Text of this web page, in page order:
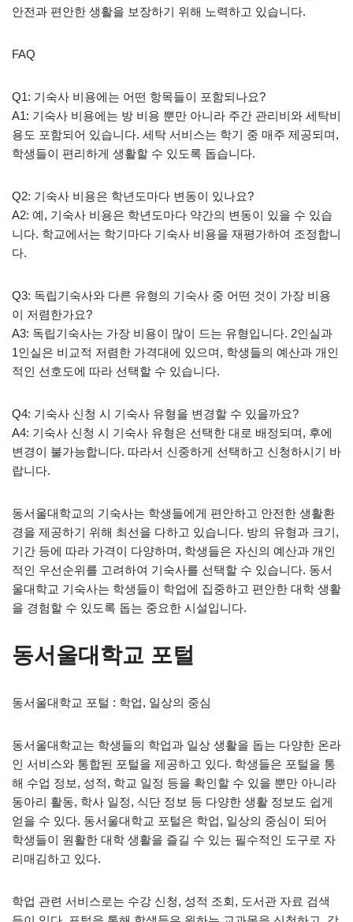
안전과 편안한 생활을 보장하기 위해 노력하고 있습니다.
FAQ
Q1: 기숙사 비용에는 어떤 항목들이 포함되나요?
A1: 기숙사 비용에는 방 비용 뿐만 아니라 주간 관리비와 세탁비
용도 포함되어 있습니다. 세탁 서비스는 학기 중 매주 제공되며,
학생들이 편리하게 생활할 수 있도록 돕습니다.
Q2: 기숙사 비용은 학년도마다 변동이 있나요?
A2: 예, 기숙사 비용은 학년도마다 약간의 변동이 있을 수 있습
니다. 학교에서는 학기마다 기숙사 비용을 재평가하여 조정합니
다.
Q3: 독립기숙사와 다른 유형의 기숙사 중 어떤 것이 가장 비용
이 저렴한가요?
A3: 독립기숙사는 가장 비용이 많이 드는 유형입니다. 2인실과
1인실은 비교적 저렴한 가격대에 있으며, 학생들의 예산과 개인
적인 선호도에 따라 선택할 수 있습니다.
Q4: 기숙사 신청 시 기숙사 유형을 변경할 수 있을까요?
A4: 기숙사 신청 시 기숙사 유형은 선택한 대로 배정되며, 후에
변경이 불가능합니다. 따라서 신중하게 선택하고 신청하시기 바
랍니다.
동서울대학교의 기숙사는 학생들에게 편안하고 안전한 생활환
경을 제공하기 위해 최선을 다하고 있습니다. 방의 유형과 크기,
기간 등에 따라 가격이 다양하며, 학생들은 자신의 예산과 개인
적인 우선순위를 고려하여 기숙사를 선택할 수 있습니다. 동서
울대학교 기숙사는 학생들이 학업에 집중하고 편안한 대학 생활
을 경험할 수 있도록 돕는 중요한 시설입니다.
동서울대학교 포털
동서울대학교 포털 : 학업, 일상의 중심
동서울대학교는 학생들의 학업과 일상 생활을 돕는 다양한 온라
인 서비스와 통합된 포털을 제공하고 있다. 학생들은 포털을 통
해 수업 정보, 성적, 학교 일정 등을 확인할 수 있을 뿐만 아니라
동아리 활동, 학사 일정, 식단 정보 등 다양한 생활 정보도 쉽게
얻을 수 있다. 동서울대학교 포털은 학업, 일상의 중심이 되어
학생들이 원활한 대학 생활을 즐길 수 있는 필수적인 도구로 자
리매김하고 있다.
학업 관련 서비스로는 수강 신청, 성적 조회, 도서관 자료 검색